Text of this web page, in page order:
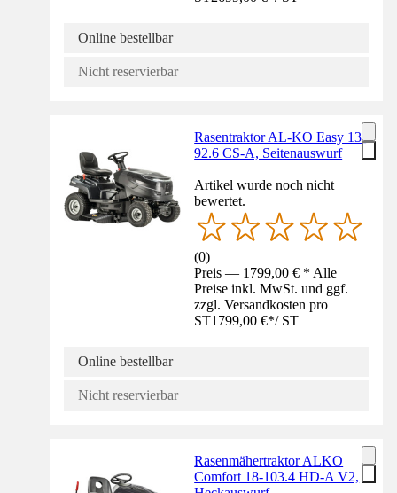
Online bestellbar
Nicht reservierbar
Rasentraktor AL-KO Easy 13-
92.6 CS-A, Seitenauswurf
Artikel wurde noch nicht
bewertet.
(0)
Preis — 1799,00 € * Alle
Preise inkl. MwSt. und ggf.
zzgl. Versandkosten pro
ST1799,00 €*/ ST
Online bestellbar
Nicht reservierbar
Rasenmähertraktor ALKO
Comfort 18-103.4 HD-A V2,